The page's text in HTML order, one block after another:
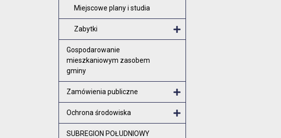
Miejscowe plany i studia
Zabytki
Gospodarowanie
mieszkaniowym zasobem
gminy
Zamówienia publiczne
Ochrona środowiska
SUBREGION POŁUDNIOWY